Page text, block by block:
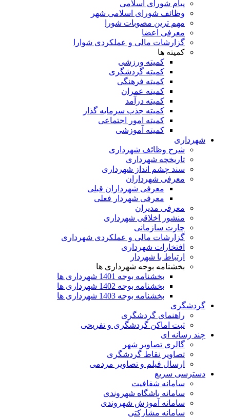
پیام شورای اسلامی
وظائف شورای اسلامی شهر
مهم ترین مصوبات شورا
معرفی اعضا
گزارشات مالی و عملکردی شوارا
کمیته ها
کمیته ورزشی
کمیته گردشگری
کمیته فرهنگی
کمیته عمران
کمیته درآمد
کمیته جذب سرمایه گذار
کمیته امور اجتماعی
کمیته آموزشی
شهرداری
شرح وظائف شهرداری
تاریخچه شهرداری
سند چشم انداز شهرداری
معرفی شهرداران
معرفی شهرداران قبلی
معرفی شهردار فعلی
معرفی مدیران
منشور اخلاقی شهرداری
چارت سازمانی
گزارشات مالی و عملکردی شهرداری
افتخارات شهرداری
ارتباط با شهردار
بخشنامه بوجه شهرداری ها
بخشنامه بوجه 1401 شهرداری ها
بخشنامه بوجه 1402 شهرداری ها
بخشنامه بوجه 1403 شهرداری ها
گردشگری
راهنمای گردشگری
ثبت اماکن گردشگری و تفریحی
چند رسانه ای
گالری تصاویر شهر
تصاویر نقاط گردشگری
ارسال فیلم و تصاویر مردمی
دسترسی سریع
سامانه شفافیت
سامانه باشگاه شهروندی
سامانه آموزش شهروندی
سامانه مشارکتی